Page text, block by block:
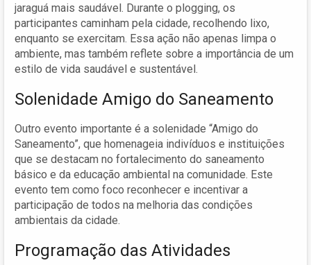
jaraguá mais saudável. Durante o plogging, os
participantes caminham pela cidade, recolhendo lixo,
enquanto se exercitam. Essa ação não apenas limpa o
ambiente, mas também reflete sobre a importância de um
estilo de vida saudável e sustentável.
Solenidade Amigo do Saneamento
Outro evento importante é a solenidade “Amigo do
Saneamento”, que homenageia indivíduos e instituições
que se destacam no fortalecimento do saneamento
básico e da educação ambiental na comunidade. Este
evento tem como foco reconhecer e incentivar a
participação de todos na melhoria das condições
ambientais da cidade.
Programação das Atividades